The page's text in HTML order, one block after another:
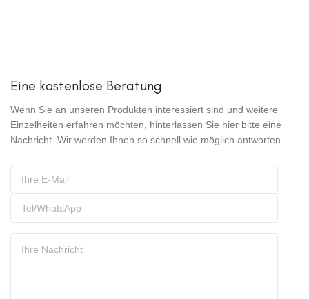
Eine kostenlose Beratung
Wenn Sie an unseren Produkten interessiert sind und weitere
Einzelheiten erfahren möchten, hinterlassen Sie hier bitte eine
Nachricht. Wir werden Ihnen so schnell wie möglich antworten.